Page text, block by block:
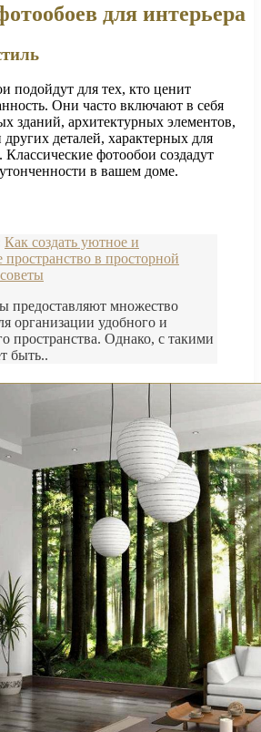
для интерьера
подойдут для тех, кто ценит
Они часто включают в себя
зданий, архитектурных элементов,
деталей, характерных для
Классические фотообои создадут
в вашем доме.
Как создать уютное и
в просторной
предоставляют множество
организации удобного и
пространства. Однако, с такими
быть..